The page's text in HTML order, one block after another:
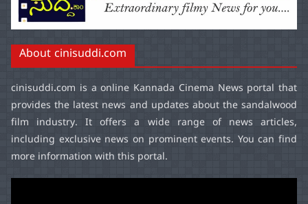
About cinisuddi.com
cinisuddi.com is a online Kannada Cinema News portal that
provides the latest news and updates about the sandalwood
film industry. It offers a wide range of news articles,
including exclusive news on prominent events. You can find
more information with this portal.